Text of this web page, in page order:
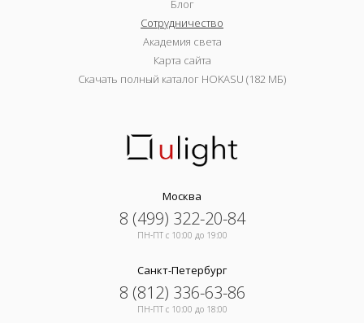
Блог
Сотрудничество
Академия света
Карта сайта
Скачать полный каталог HOKASU (182 МБ)
Москва
8 (499) 322-20-84
ПН-ПТ c 10:00 до 19:00
Санкт-Петербург
8 (812) 336-63-86
ПН-ПТ c 10:00 до 18:00